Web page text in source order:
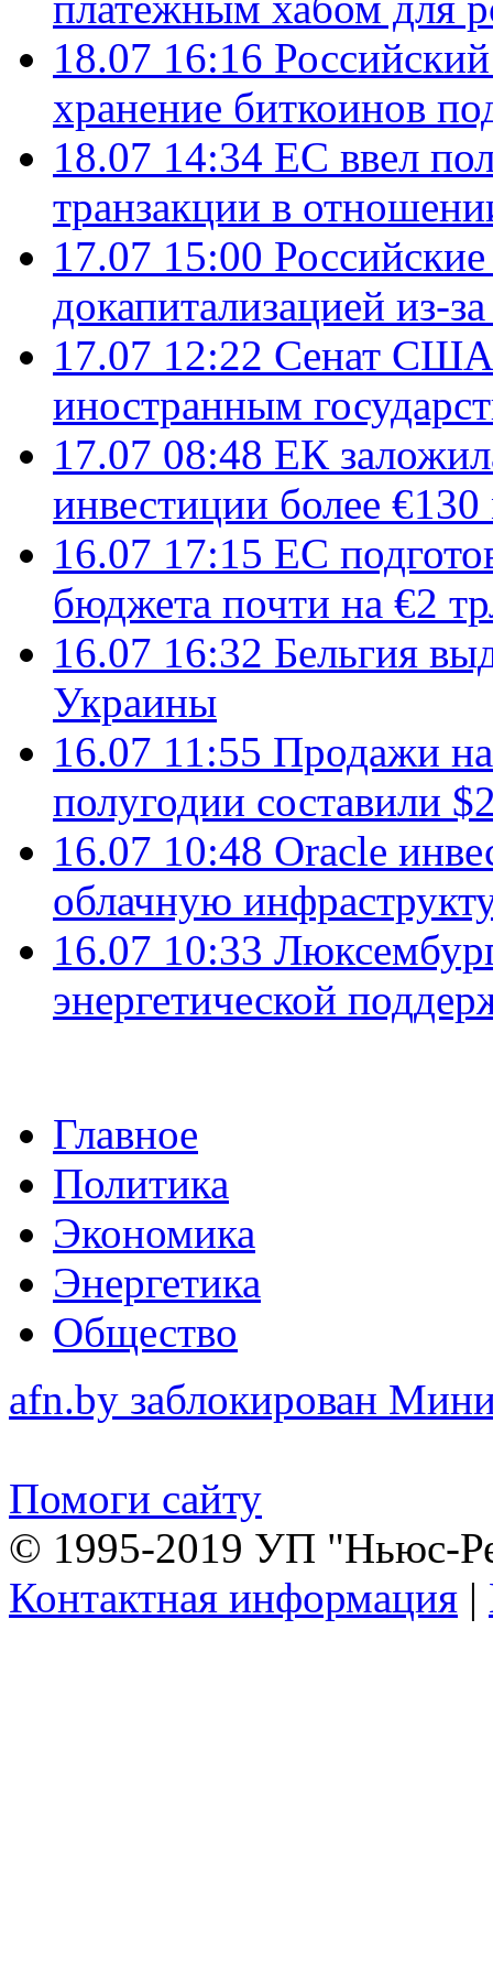
18.07 16:16
хранение биткоинов
18.07 14:34 ЕС ввел
транзакции в
17.07 15:00
докапитализацией из-
17.07 12:22 Сенат США
иностранным
17.07 08:48 ЕК
инвестиции более
16.07 17:15 ЕС
бюджета почти на €2
16.07 16:32 Бельгия
Украины
16.07 11:55 Продажи
полугодии составили
16.07 10:48 Oracle
облачную
16.07 10:33
энергетической
Главное
Политика
Экономика
Энергетика
Общество
afn.by заблокирован
Помоги сайту
© 1995-2019 УП "Ньюс-
Контактная информация |